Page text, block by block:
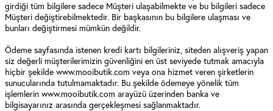
girdiği tüm bilgilere sadece Müşteri ulaşabilmekte ve bu bilgileri sadece
Müşteri değiştirebilmektedir. Bir başkasının bu bilgilere ulaşması ve
bunları değiştirmesi mümkün değildir.
Ödeme sayfasında istenen kredi kartı bilgileriniz, siteden alışveriş yapan
siz değerli müşterilerimizin güvenliğini en üst seviyede tutmak amacıyla
hiçbir şekilde www.mooibutik.com veya ona hizmet veren şirketlerin
sunucularında tutulmamaktadır. Bu şekilde ödemeye yönelik tüm
işlemlerin www.mooibutik.com arayüzü üzerinden banka ve
bilgisayarınız arasında gerçekleşmesi sağlanmaktadır.